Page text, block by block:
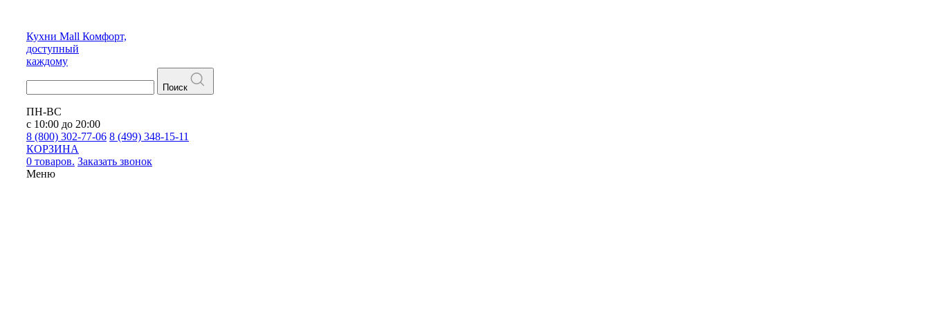
Кухни Mall Комфорт,
доступный
каждому
Поиск
ПН-ВС
с 10:00 до 20:00
8 (800) 302-77-06 8 (499) 348-15-11
КОРЗИНА
0 товаров. Заказать звонок
Меню